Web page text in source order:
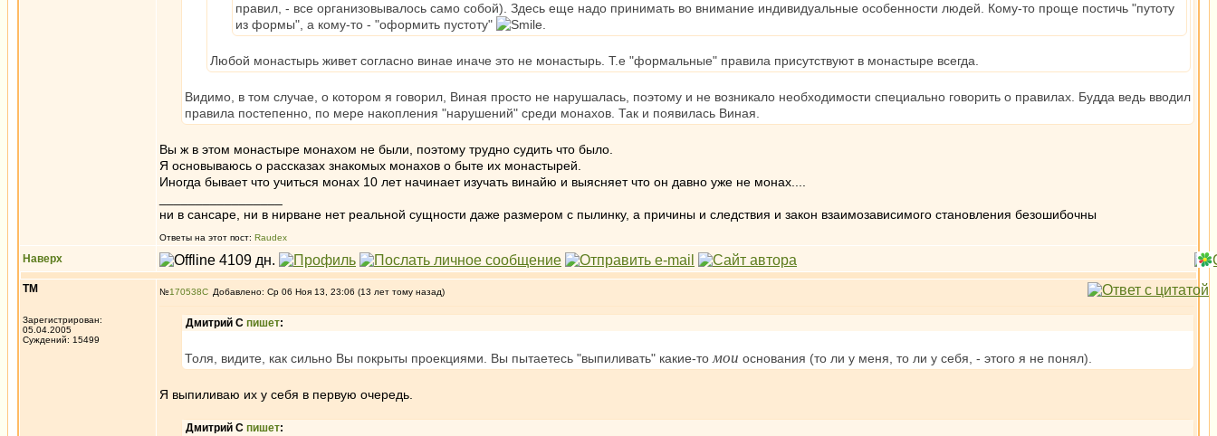
правил, - все организовывалось само собой). Здесь еще надо принимать во внимание индивидуальные особенности людей. Кому-то проще постичь "путоту
из формы", а кому-то - "оформить пустоту"
Любой монастырь живет согласно винае иначе это не монастырь. Т.е "формальные" правила присутствуют в монастыре всегда.
Видимо, в том случае, о котором я говорил, Виная просто не нарушалась, поэтому и не возникало необходимости специально говорить о правилах. Будда ведь вводил
правила постепенно, по мере накопления "нарушений" среди монахов. Так и появилась Виная.
Вы ж в этом монастыре монахом не были, поэтому трудно судить что было.
Я основываюсь о рассказах знакомых монахов о быте их монастырей.
Иногда бывает что учиться монах 10 лет начинает изучать винайю и выясняет что он давно уже не монах....
ни в сансаре, ни в нирване нет реальной сущности даже размером с пылинку, а причины и следствия и закон взаимозависимого становления безошибочны
Ответы на этот пост: Raudex
Наверх
ТМ
Зарегистрирован:
05.04.2005
Суждений: 15499
№170538 Добавлено: Ср 06 Ноя 13, 23:06 (13 лет тому назад)
Дмитрий С пишет:
Толя, видите, как сильно Вы покрыты проекциями. Вы пытаетесь "выпиливать" какие-то мои основания (то ли у меня, то ли у себя, - этого я не понял).
Я выпиливаю их у себя в первую очередь.
Дмитрий С пишет: